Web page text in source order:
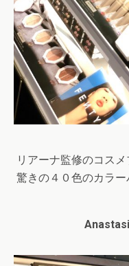
リアーナ監修のコス
驚きの４０色のカラ